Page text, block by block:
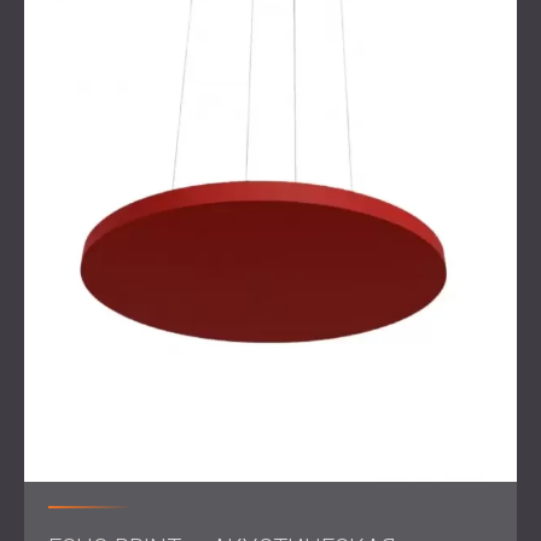
Проектирование и монтаж систем звукоизоляции
Выбор и размещение акустических стеновых
панелей в каждой комнате
Использование продуктов, которые улучшают
как функциональность, так и визуальный стиль
Окончательное тестирование и акустические
измерения для подтверждения результатов
Решение
Для достижения целей проекта компания DECIBEL
Акустические панели из ткани GLL 3D™:
треугольные настенные панели, размещаемые за
кроватями и телевизорами, для поглощения